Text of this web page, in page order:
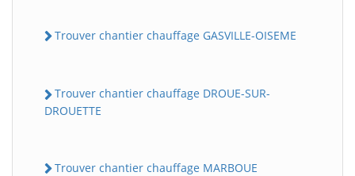
Trouver chantier chauffage GASVILLE-OISEME
Trouver chantier chauffage DROUE-SUR-
DROUETTE
Trouver chantier chauffage MARBOUE